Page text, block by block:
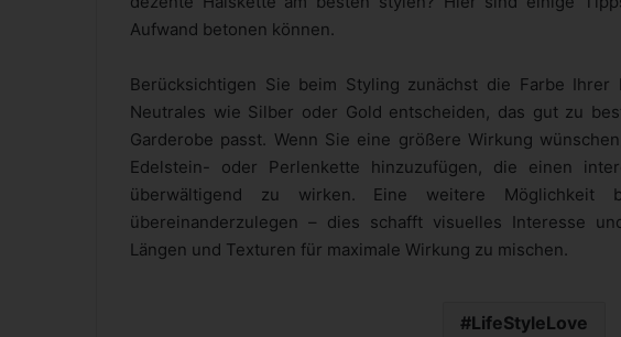
Aufwand betonen können.
Berücksichtigen Sie beim Styling zunächst die Farbe
Neutrales wie Silber oder Gold entscheiden, das gut zu
Garderobe passt. Wenn Sie eine größere Wirkung
Edelstein- oder Perlenkette hinzuzufügen, die einen
überwältigend zu wirken. Eine weitere Möglichkeit
übereinanderzulegen – dies schafft visuelles Interesse
Längen und Texturen für maximale Wirkung zu mischen.
LifeStyleLove